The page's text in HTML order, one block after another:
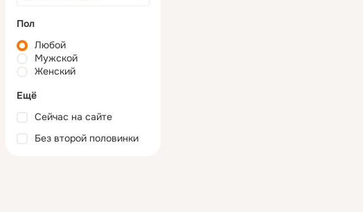
Пол
Любой
Мужской
Женский
Ещё
Сейчас на сайте
Без второй половинки